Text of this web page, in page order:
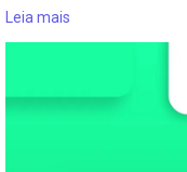
Leia mais